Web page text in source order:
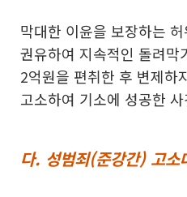
막대한 이윤을 보장하는
권유하여 지속적인 돌려막
2억원을 편취한 후 변제하
고소하여 기소에 성공한
다. 성범죄(준강간) 고소